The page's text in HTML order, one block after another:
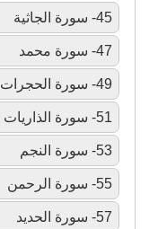
45- سورة الجاثية
47- سورة محمد
49- سورة الحجرات
51- سورة الذاريات
53- سورة النجم
55- سورة الرحمن
57- سورة الحديد